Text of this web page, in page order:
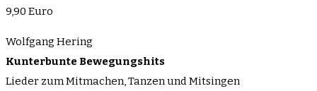
9,90 Euro
Wolfgang Hering
Kunterbunte Bewegungshits
Lieder zum Mitmachen, Tanzen und Mitsingen